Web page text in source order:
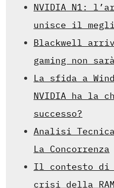
NVIDIA N1:
unisce il
Blackwell
gaming non
La sfida a
NVIDIA ha la
successo?
Analisi
La Concorrenza
Il contesto di
crisi della